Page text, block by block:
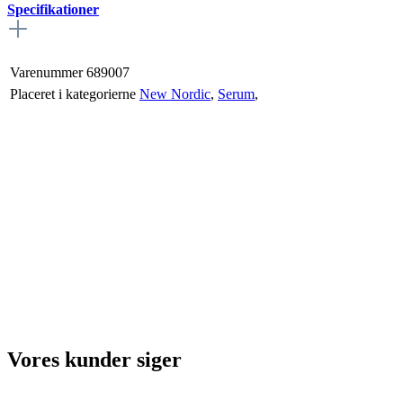
Specifikationer
Varenummer 689007
Placeret i kategorierne New Nordic, Serum,
Vores kunder siger